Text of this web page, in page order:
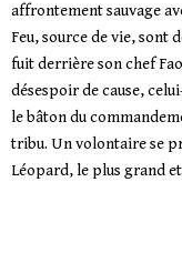
affrontement sauvage
Feu, source de vie, sont
fuit derrière son chef
désespoir de cause,
le bâton du
tribu. Un volontaire se
Léopard, le plus grand